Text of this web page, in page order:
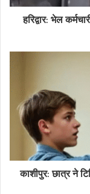
हरिद्वार: भेल
काशीपुर: छात्र ने